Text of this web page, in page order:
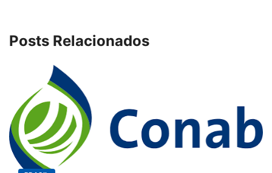
Posts Relacionados